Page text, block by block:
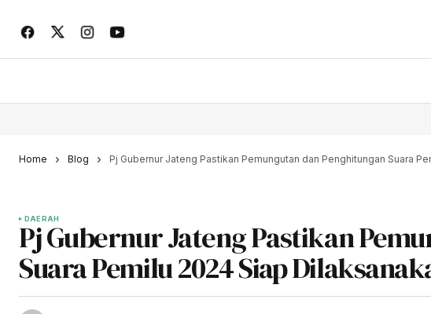
Home Blog Pj Gubernur Jateng Pastikan Pemungutan dan Penghitungan Suara
DAERAH
Pj Gubernur Jateng Pastikan
Suara Pemilu 2024 Siap